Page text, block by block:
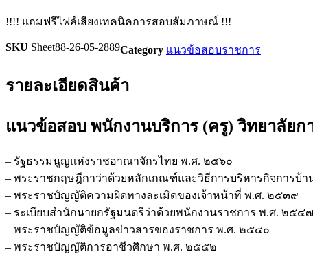
นคร
ยะลา
!!!! แถมฟรีไฟล์เสียงเทคนิคการสอบสัมภาษณ์ !!!
SKU Sheet88-26-05-2889Category แนวข้อสอบราชการ
รายละเอียดสินค้า
แนวข้อสอบ พนักงานบริการ (ครู) วิทยาลัยก
– รัฐธรรมนูญแห่งราชอาณาจักรไทย พ.ศ. ๒๕๖๐
– พระราชกฤษฎีกาว่าด้วยหลักเกณฑ์และวิธีการบริหารกิจการบ้
– พระราชบัญญัติความผิดทางละเมิดของเจ้าหน้าที่ พ.ศ. ๒๕๓๙
– ระเบียบสำนักนายกรัฐมนตรีว่าด้วยพนักงานราชการ พ.ศ. ๒๕
– พระราชบัญญัติข้อมูลข่าวสารของราชการ พ.ศ. ๒๕๔๐
– พระราชบัญญัติการอาชีวศึกษา พ.ศ. ๒๕๕๒